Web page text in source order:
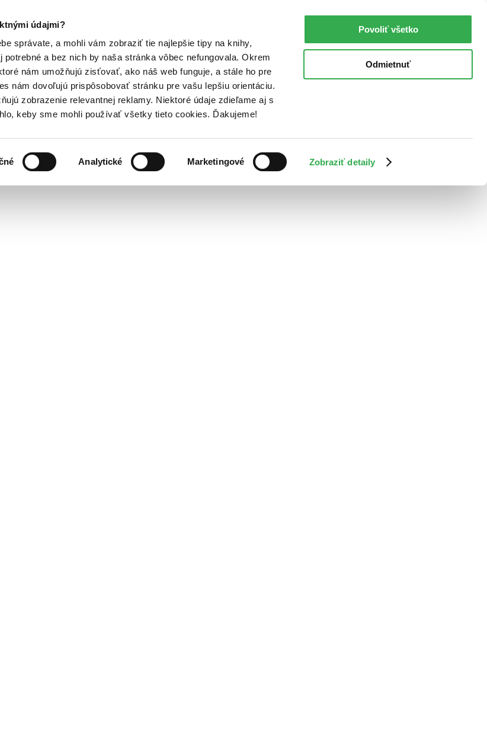
údajmi?
správate, a mohli vám zobraziť tie najlepšie tipy na knihy,
a bez nich by naša stránka vôbec nefungovala. Okrem
nám umožňujú zisťovať, ako náš web funguje, a stále ho pre
nám dovoľujú prispôsobovať stránku pre vašu lepšiu orientáciu.
zobrazenie relevantnej reklamy. Niektoré údaje zdieľame aj s
keby sme mohli používať všetky tieto cookies. Ďakujeme!
Analytické Marketingové Zobraziť detaily
Povoliť všetko
Odmietnuť